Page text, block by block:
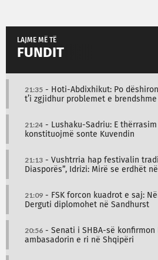
LAJME MË TË
FUNDIT
21:35 - Hoti-Abdixhikut: Po
t’i zgjidhur problemet e brendshme
21:24 - Lushaku-Sadriu: E thërrasim
konstituojmë sonte Kuvendin
21:13 - Vushtrria hap festivalin
Diasporës”, Idrizi: Mirë se erdhët
21:09 - FSK forcon kuadrot e saj:
Derguti diplomohet në Sandhurst
20:56 - Senati i SHBA-së konfirmon
ambasadorin e ri në Shqipëri